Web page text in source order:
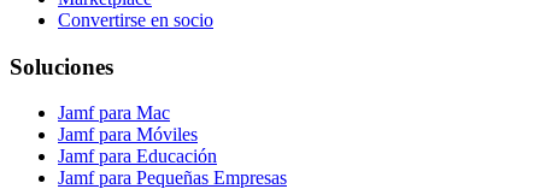
Convertirse en socio
Soluciones
Jamf para Mac
Jamf para Móviles
Jamf para Educación
Jamf para Pequeñas Empresas